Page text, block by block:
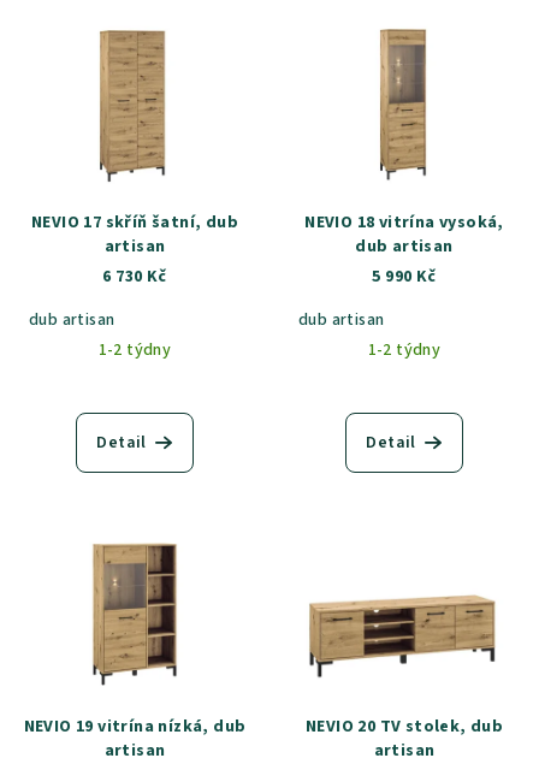
NEVIO 17 skříň šatní, dub
artisan
6 730 Kč
dub artisan
1-2 týdny
Detail
NEVIO 18 vitrína vysoká,
dub artisan
5 990 Kč
dub artisan
1-2 týdny
Detail
NEVIO 19 vitrína nízká, dub
artisan
NEVIO 20 TV stolek, dub
artisan